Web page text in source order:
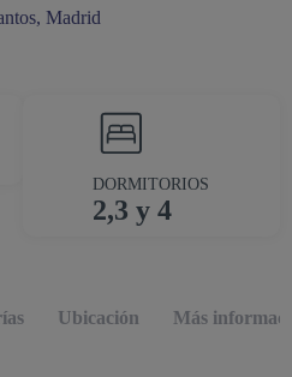
Madrid
DORMITORIOS
2,3 y 4
Ubicación Más